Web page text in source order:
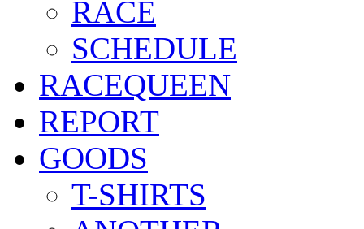
RACE
SCHEDULE
RACEQUEEN
REPORT
GOODS
T-SHIRTS